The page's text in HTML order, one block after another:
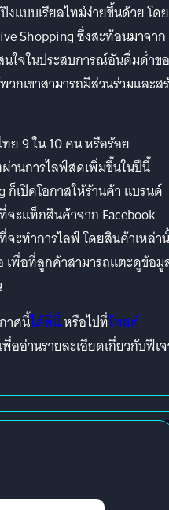
งแบบเรียลไทม์ง่ายขึ้นด้วย โดย
Shopping ซึ่งสะท้อนมาจาก
ใจในประสบการณ์อันดื่มด่ำข
กเขาสามารถมีส่วนร่วมและส
ย 9 ใน 10 คน หรือร้อย
านการไลฟ์สดเพิ่มขึ้นในปีนี้
ก็เปิดโอกาสให้ร้านค้า แบรนด์
จะแท็กสินค้าจาก Facebook
ะทำการไลฟ์ โดยสินค้าเหล่า
เพื่อที่ลูกค้าสามารถแตะดูข้อมู
าศนี้ได้ที่นี่หรือไปที่โพสต์
เพื่ออ่านรายละเอียดเกี่ยวกับฟีเ